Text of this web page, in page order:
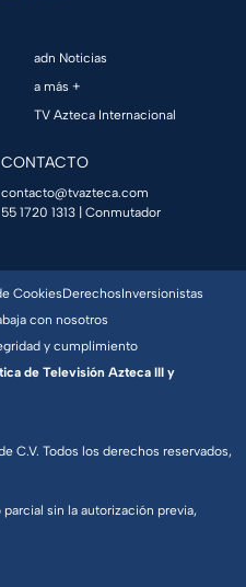
adn Noticias
a más +
TV Azteca Internacional
CONTACTO
contacto@tvazteca.com
55 1720 1313 | Conmutador
C.V. Todos los derechos reservados,
sin la autorización previa,
CookiesDerechosInversionistas
con nosotros
y cumplimiento
de Televisión Azteca III y